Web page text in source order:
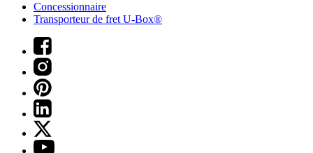
Concessionnaire
Transporteur de fret U-Box®